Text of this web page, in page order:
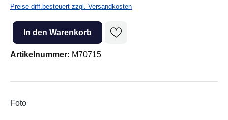
Preise diff.besteuert zzgl. Versandkosten
Produkt Anzahl: Gib den gewünschten Wert ein oder benutze die
In den Warenkorb
Artikelnummer: M70715
Foto